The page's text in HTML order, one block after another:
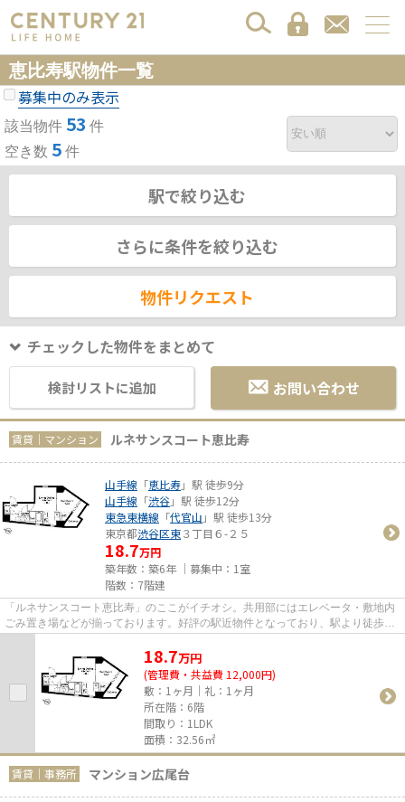
恵比寿駅物件一覧
募集中のみ表示
該当物件 53 件
空き数 5 件
駅で絞り込む
さらに条件を絞り込む
物件リクエスト
チェックした物件をまとめて
検討リストに追加 お問い合わせ
賃貸｜マンション ルネサンスコート恵比寿
山手線 「恵比寿」駅 徒歩9分
山手線 「渋谷」駅 徒歩12分
東急東横線 「代官山 」駅 徒歩13分
東京都渋谷区東３丁目６-２５
18.7万円
築年数：築6年 ｜募集中： 1室
階数：7階建
「ルネサンスコート恵比寿」のここがイチオシ。共用部にはエレベータ・敷地内
ごみ置き場などが揃っております。好評の駅近物件となっており、駅より徒歩9
18.7万円
(管理費・共益費 12,000円)
敷：1ヶ月｜礼：1ヶ月
所在階：6階
間取り：1LDK
面積：32.56㎡
賃貸｜事務所 マンション広尾台